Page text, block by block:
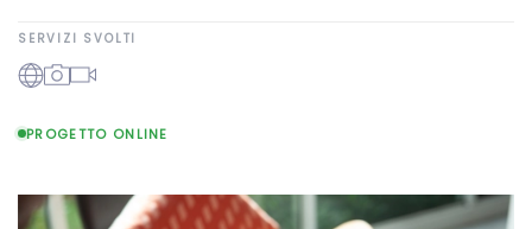
SERVIZI SVOLTI
PROGETTO ONLINE